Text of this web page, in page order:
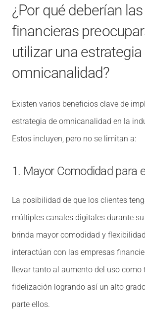
¿Por qué deberían
financieras
utilizar una estrategia
omnicanalidad?
Existen varios beneficios clave de
estrategia de omnicanalidad en la
Estos incluyen, pero no se limitan a:
1. Mayor Comodidad para
La posibilidad de que los clientes
múltiples canales digitales durante
brinda mayor comodidad y
interactúan con las empresas
llevar tanto al aumento del uso como
fidelización logrando así un alto
parte ellos.